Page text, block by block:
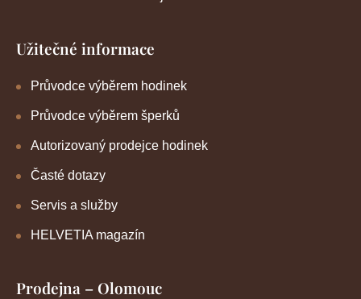
Užitečné informace
Průvodce výběrem hodinek
Průvodce výběrem šperků
Autorizovaný prodejce hodinek
Časté dotazy
Servis a služby
HELVETIA magazín
Prodejna – Olomouc